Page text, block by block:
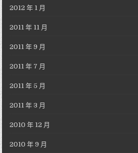
2012 年 1 月
2011 年 11 月
2011 年 9 月
2011 年 7 月
2011 年 5 月
2011 年 3 月
2010 年 12 月
2010 年 9 月